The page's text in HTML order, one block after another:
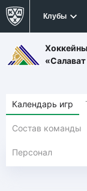
Клубы
Календарь игр
Состав команды
Персонал